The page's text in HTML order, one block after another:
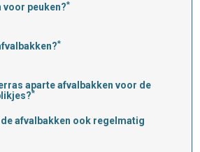
peuken?*
*
aparte afvalbakken voor de
*
afvalbakken ook regelmatig